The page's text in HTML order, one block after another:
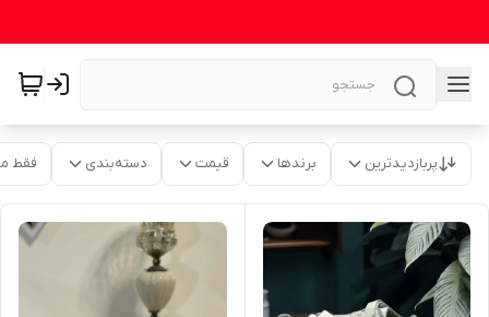
پربازدیدترین برندها قیمت دسته‌بندی فقط